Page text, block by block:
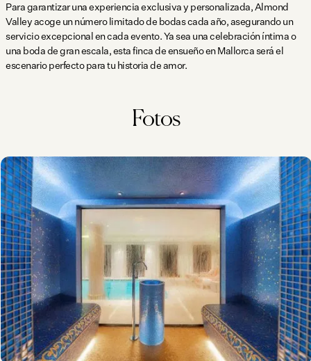
Para garantizar una experiencia exclusiva y personalizada, Almond
Valley acoge un número limitado de bodas cada año, asegurando un
servicio excepcional en cada evento. Ya sea una celebración íntima o
una boda de gran escala, esta finca de ensueño en Mallorca será el
escenario perfecto para tu historia de amor.
Fotos